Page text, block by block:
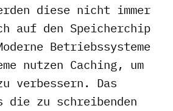
diese nicht immer
auf den Speicherchip
Betriebssysteme
nutzen Caching, um
verbessern. Das
die zu schreibenden